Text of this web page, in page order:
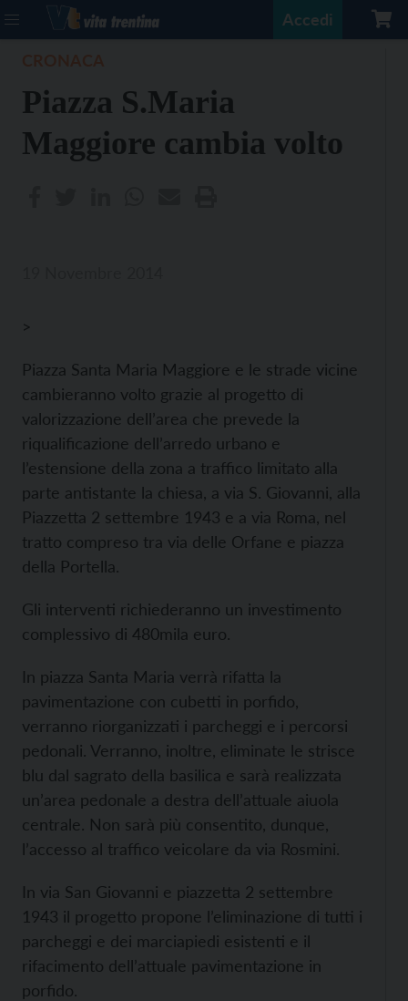
Accedi
Piazza S.Maria
Maggiore cambia volto
>
Piazza Santa Maria Maggiore e le strade vicine
cambieranno volto grazie al progetto di
valorizzazione dell’area che prevede la
riqualificazione dell’arredo urbano e
l’estensione della zona a traffico limitato alla
parte antistante la chiesa, a via S. Giovanni, alla
Piazzetta 2 settembre 1943 e a via Roma, nel
tratto compreso tra via delle Orfane e piazza
della Portella.
Gli interventi richiederanno un investimento
complessivo di 480mila euro.
In piazza Santa Maria verrà rifatta la
pavimentazione con cubetti in porfido,
verranno riorganizzati i parcheggi e i percorsi
pedonali. Verranno, inoltre, eliminate le strisce
blu dal sagrato della basilica e sarà realizzata
un’area pedonale a destra dell’attuale aiuola
centrale. Non sarà più consentito, dunque,
l’accesso al traffico veicolare da via Rosmini.
In via San Giovanni e piazzetta 2 settembre
1943 il progetto propone l’eliminazione di tutti i
parcheggi e dei marciapiedi esistenti e il
rifacimento dell’attuale pavimentazione in
porfido.